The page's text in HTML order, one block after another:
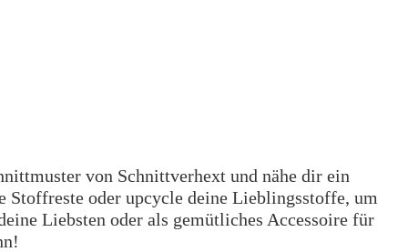
von Schnittverhext und nähe dir ein
Stoffreste oder upcycle deine Lieblingsstoffe, um
Liebsten oder als gemütliches Accessoire für